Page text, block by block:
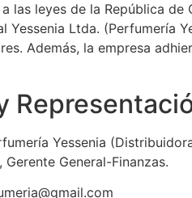
las leyes de la República
Yessenia Ltda. (Perfumería
Además, la empresa
Yessenia
, Gerente General-Finanzas.